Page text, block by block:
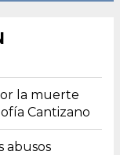
la muerte
Cantizano
abusos